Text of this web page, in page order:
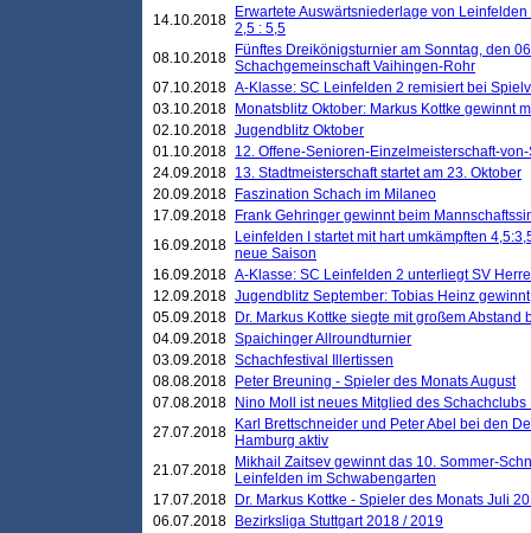
14.10.2018
Erwartete Auswärtsniederlage von
2,5 : 5,5
08.10.2018
Fünftes Dreikönigsturnier am Sonntag, den
Schachgemeinschaft Vaihingen-Rohr
07.10.2018 A-Klasse: SC Leinfelden 2 remisiert bei
03.10.2018
Monatsblitz Oktober: Markus Kottke gewinnt
02.10.2018 Jugendblitz Oktober
01.10.2018 12. Offene-Senioren-Einzelmeisterschaft-
24.09.2018 13. Stadtmeisterschaft startet am 23. Oktober
20.09.2018
Faszination Schach im Milaneo
17.09.2018
Frank Gehringer gewinnt beim
16.09.2018
Leinfelden I startet mit hart umkämpften
neue Saison
16.09.2018 A-Klasse: SC Leinfelden 2 unterliegt SV
12.09.2018 Jugendblitz September: Tobias Heinz gewinnt
05.09.2018
Dr. Markus Kottke siegte mit großem
04.09.2018 Spaichinger Allroundturnier
03.09.2018 Schachfestival Illertissen
08.08.2018
Peter Breuning - Spieler des Monats August
07.08.2018
Nino Moll ist neues Mitglied des
27.07.2018
Karl Brettschneider und Peter Abel bei den
Hamburg aktiv
21.07.2018
Mikhail Zaitsev gewinnt das 10. Sommer-
Leinfelden im Schwabengarten
17.07.2018
Dr. Markus Kottke - Spieler des Monats Juli
06.07.2018
Bezirksliga Stuttgart 2018 / 2019